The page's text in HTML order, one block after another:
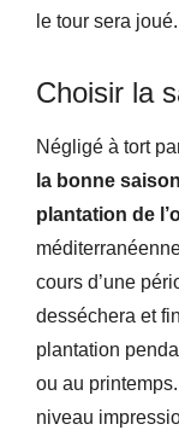
le tour sera
Choisir la
Négligé à tort
la bonne
plantation de
cours d’une
desséchera et
plantation
ou au
niveau